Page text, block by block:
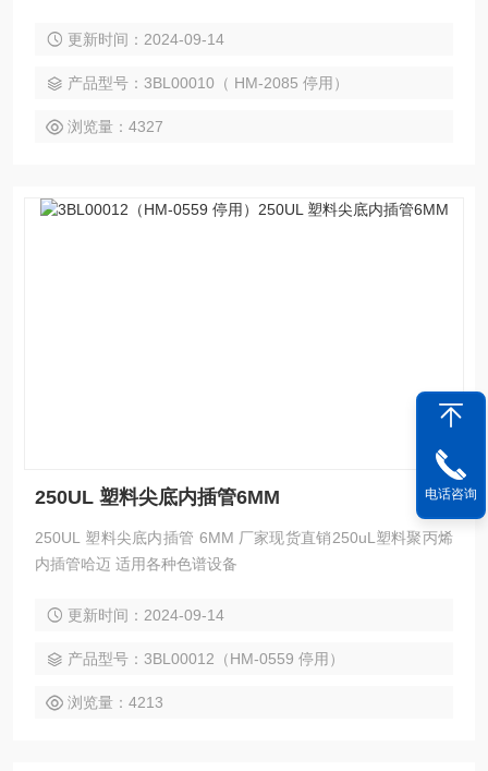
哈迈 适用各种色谱设备.
更新时间：2024-09-14
产品型号：3BL00010（ HM-2085 停用）
浏览量：4327
250UL 塑料尖底内插管6MM
250UL 塑料尖底内插管 6MM 厂家现货直销250uL塑料聚丙烯
内插管哈迈 适用各种色谱设备
更新时间：2024-09-14
产品型号：3BL00012（HM-0559 停用）
浏览量：4213
电话咨询